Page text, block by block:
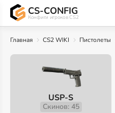
CS-CONFIG
Конфиги игроков CS2
Главная CS2 WIKI Пистолеты
USP-S
Скинов: 45